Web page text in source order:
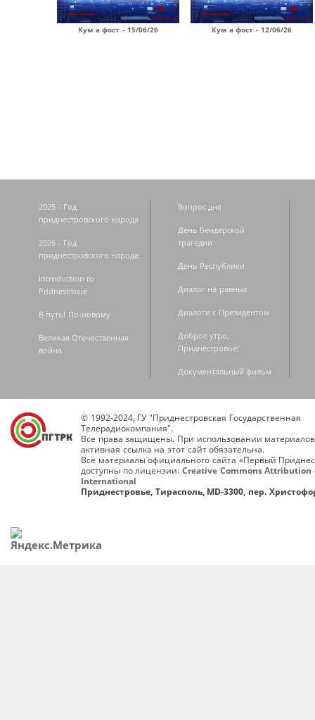
Кум а фост - 15/06/26 Кум а фост - 12/06/26
2025 - Год
приднестровского народа
2026 - Год
приднестровского народа
Introduction to
Pridnestrovie
В путь! По-новому
Великая Отечественная
война
Вопрос дня
День Бендерской
трагедии
День Республики
Диалог на равных
Диалоги с Президентом
Доброе утро,
Приднестровье!
Документальный фильм
© 1992-2024, ГУ "Приднестровская Государственная
Телерадиокомпания".
Все права защищены. При использовании
активная ссылка на этот сайт обязательна.
Все материалы официального сайта «Первый
доступны по лицензии: Creative Commons Attribution
International
Приднестровье, Тирасполь, MD-3300, пер.